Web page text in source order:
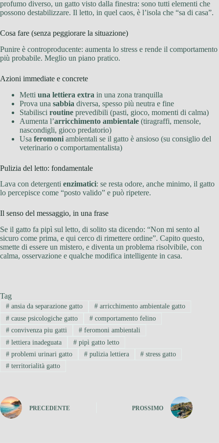
profumo diverso, un gatto visto dalla finestra: sono tutti elementi che
possono destabilizzare. Il letto, in quel caos, è l’isola che “sa di casa”.
Cosa fare (senza peggiorare la situazione)
Punire è controproducente: aumenta lo stress e rende il comportamento
più probabile. Meglio un piano pratico.
Azioni immediate e concrete
Metti una lettiera extra in una zona tranquilla
Prova una sabbia diversa, spesso più neutra e fine
Stabilisci routine prevedibili (pasti, gioco, momenti di calma)
Aumenta l’arricchimento ambientale (tiragraffi, mensole,
nascondigli, gioco predatorio)
Usa feromoni ambientali se il gatto è ansioso (su consiglio del
veterinario o comportamentalista)
Pulizia del letto: fondamentale
Lava con detergenti enzimatici: se resta odore, anche minimo, il gatto
lo percepisce come “posto valido” e può ripetere.
Il senso del messaggio, in una frase
Se il gatto fa pipì sul letto, di solito sta dicendo: “Non mi sento al
sicuro come prima, e qui cerco di rimettere ordine”. Capito questo,
smette di essere un mistero, e diventa un problema risolvibile, con
calma, osservazione e qualche modifica intelligente in casa.
Tag
#ansia da separazione gatto #arricchimento ambientale gatto
#cause psicologiche gatto #comportamento felino
#convivenza piu gatti #feromoni ambientali
#lettiera inadeguata #pipì gatto letto
#problemi urinari gatto #pulizia lettiera # stress gatto
#territorialità gatto
PRECEDENTE PROSSIMO